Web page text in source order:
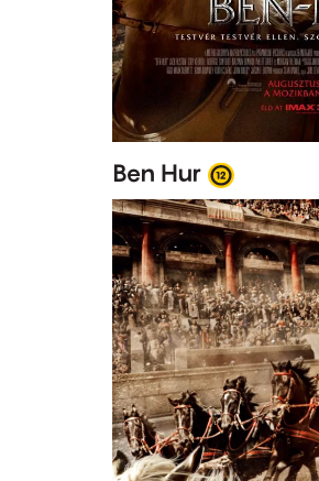
Ben Hur